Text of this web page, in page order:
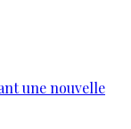
une nouvelle